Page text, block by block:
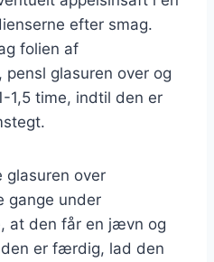
efter smag.
folien af
pensl glasuren over og
1,5 time, indtil den er
glasuren over
gange under
at den får en jævn og
er færdig, lad den